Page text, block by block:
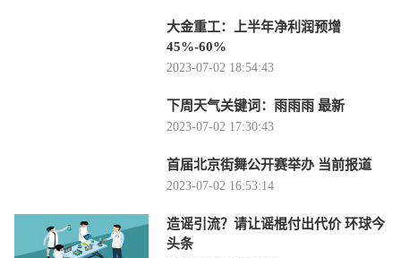
大金重工：上半年净利润预增
45%-60%
2023-07-02 18:54:43
下周天气关键词：雨雨雨 最新
2023-07-02 17:30:43
首届北京街舞公开赛举办 当前报道
2023-07-02 16:53:14
造谣引流？请让谣棍付出代价 环球今
头条